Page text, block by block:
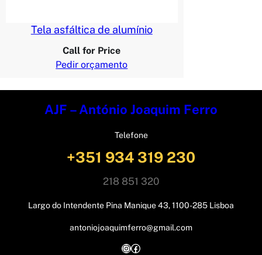
Tela asfáltica de alumínio
Call for Price
Pedir orçamento
AJF – António Joaquim Ferro
Telefone
+351 934 319 230
218 851 320
Largo do Intendente Pina Manique 43, 1100-285 Lisboa
antoniojoaquimferro@gmail.com
InstagramFacebook